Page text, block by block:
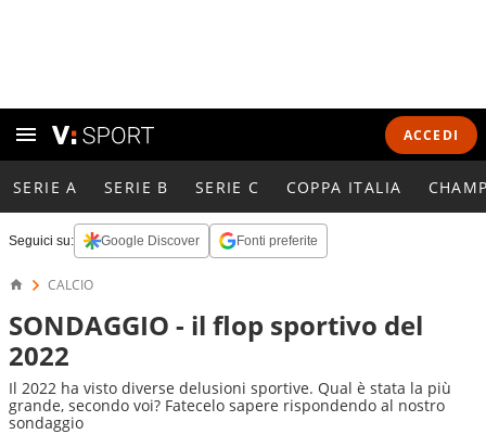
ACCEDI
SERIE A SERIE B SERIE C COPPA ITALIA
Seguici su: Google Discover Fonti preferite
CALCIO
SONDAGGIO - il flop sportivo del
2022
Il 2022 ha visto diverse delusioni sportive. Qual è stata la più
grande, secondo voi? Fatecelo sapere rispondendo al nostro
sondaggio